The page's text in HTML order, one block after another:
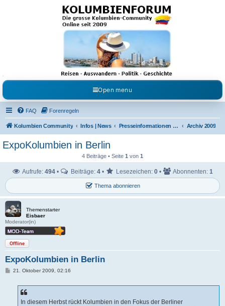
Kolumbienforum - Das
grosse Forum der
Freunde Kolumbiens
Reisen, Auswandern, Kultur, Politik, Geschichte und Visum in Kolumbien und Venezuela.
Austausch, Erfahrungen und Gemeinschaft im Kolumbienforum
Open menu
FAQ Forenregeln
Kolumbien Community Infos | News Presseinformationen & Neuigkeiten Archiv 2009
ExpoKolumbien in Berlin
4 Beiträge • Seite 1 von 1
Thema abonnieren
Aufrufe: 494 • Beiträge: 4 • Lesezeichen: 0 • Abonnenten: 1
Themenstarter
Eisbaer
Moderator(in)
Offline
ExpoKolumbien in Berlin
B21. Oktober 2009, 02:16
In diesem Herbst rückt Kolumbien in den Fokus der Berliner